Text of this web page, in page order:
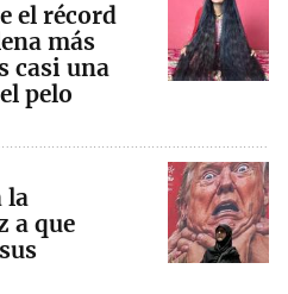
el récord
más
casi una
pelo
la
a que